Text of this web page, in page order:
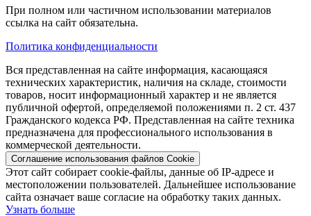
При полном или частичном использовании материалов
ссылка на сайт обязательна.
Политика конфиденциальности
Вся представленная на сайте информация, касающаяся
технических характеристик, наличия на складе, стоимости
товаров, носит информационный характер и не является
публичной офертой, определяемой положениями п. 2 ст. 437
Гражданского кодекса РФ. Представленная на сайте техника
предназначена для профессионального использования в
коммерческой деятельности.
Соглашение использования файлов Cookie
Этот сайт собирает cookie-файлы, данные об IP-адресе и
местоположении пользователей. Дальнейшее использование
сайта означает ваше согласие на обработку таких данных.
Узнать больше